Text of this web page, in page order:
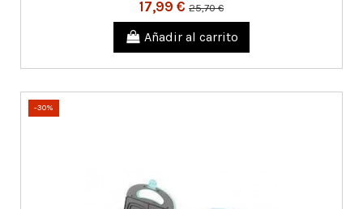
17,99 € 25,70 €
Añadir al carrito
-30%